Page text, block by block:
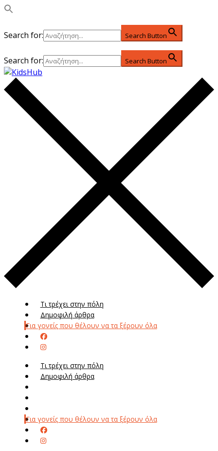
Search for: Search Button
Search for: Search Button
Τι τρέχει στην πόλη
Δημοφιλή άρθρα
Για γονείς που θέλουν να τα ξέρουν όλα
Τι τρέχει στην πόλη
Δημοφιλή άρθρα
Για γονείς που θέλουν να τα ξέρουν όλα